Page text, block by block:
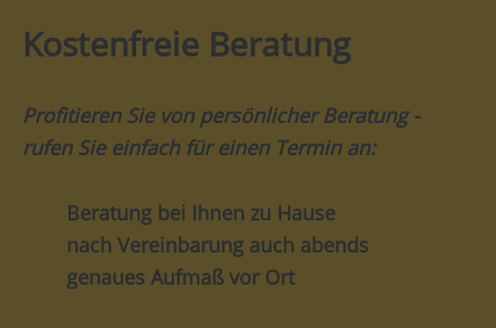
Kostenfreie Beratung
Profitieren Sie von persönlicher Beratung -
rufen Sie einfach für einen Termin an:
Beratung bei Ihnen zu Hause
nach Vereinbarung auch abends
genaues Aufmaß vor Ort